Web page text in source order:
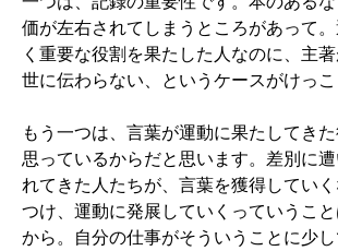
価が左右されてしまうところがあって
く重要な役割を果たした人なのに、主
世に伝わらない、というケースがけっこ
もう一つは、言葉が運動に果たしてき
思っているからだと思います。差別に
れてきた人たちが、言葉を獲得してい
つけ、運動に発展していくっていうこ
から。自分の仕事がそういうことに少